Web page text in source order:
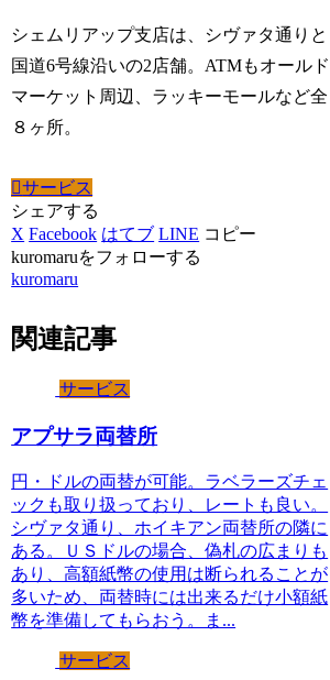
シェムリアップ支店は、シヴァタ通りと
国道6号線沿いの2店舗。ATMもオールド
マーケット周辺、ラッキーモールなど全
８ヶ所。
サービス
シェアする
X Facebook はてブ LINE コピー
kuromaruをフォローする
kuromaru
関連記事
サービス
アプサラ両替所
円・ドルの両替が可能。ラベラーズチェ
ックも取り扱っており、レートも良い。
シヴァタ通り、ホイキアン両替所の隣に
ある。ＵＳドルの場合、偽札の広まりも
あり、高額紙幣の使用は断られることが
多いため、両替時には出来るだけ小額紙
幣を準備してもらおう。ま...
サービス